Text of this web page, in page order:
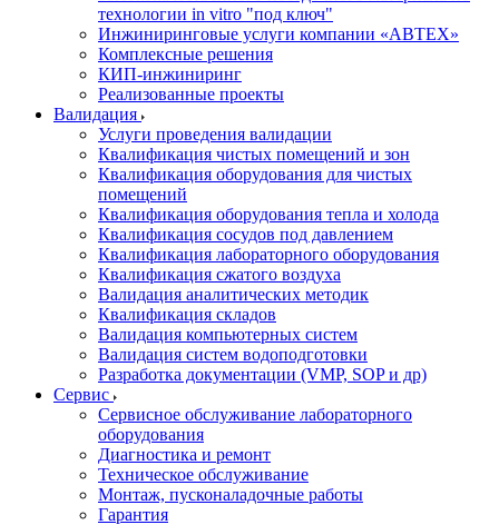
технологии in vitro "под ключ"
Инжиниринговые услуги компании «АВТЕХ»
Комплексные решения
КИП-инжиниринг
Реализованные проекты
Валидация
Услуги проведения валидации
Квалификация чистых помещений и зон
Квалификация оборудования для чистых
помещений
Квалификация оборудования тепла и холода
Квалификация сосудов под давлением
Квалификация лабораторного оборудования
Квалификация сжатого воздуха
Валидация аналитических методик
Квалификация складов
Валидация компьютерных систем
Валидация систем водоподготовки
Разработка документации (VMP, SOP и др)
Cервис
Сервисное обслуживание лабораторного
оборудования
Диагностика и ремонт
Техническое обслуживание
Монтаж, пусконаладочные работы
Гарантия